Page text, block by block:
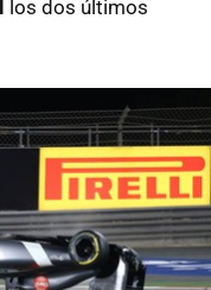
los dos últimos